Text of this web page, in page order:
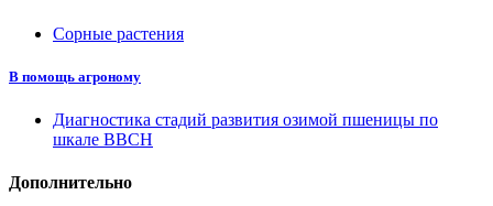
Сорные растения
В помощь агроному
Диагностика стадий развития озимой пшеницы по
шкале ВВСН
Дополнительно